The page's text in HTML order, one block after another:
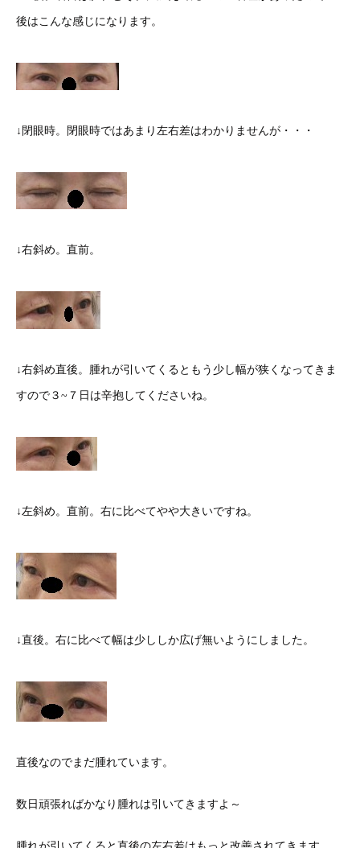
後はこんな感じになります。
↓閉眼時。閉眼時ではあまり左右差はわかりませんが・・・
↓右斜め。直前。
↓右斜め直後。腫れが引いてくるともう少し幅が狭くなってきま
すので３~７日は辛抱してくださいね。
↓左斜め。直前。右に比べてやや大きいですね。
↓直後。右に比べて幅は少ししか広げ無いようにしました。
直後なのでまだ腫れています。
数日頑張ればかなり腫れは引いてきますよ～